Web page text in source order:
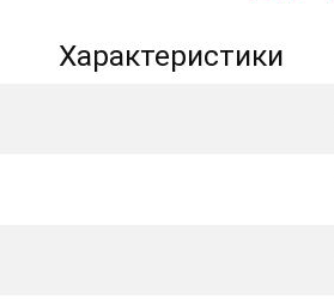
Характеристики